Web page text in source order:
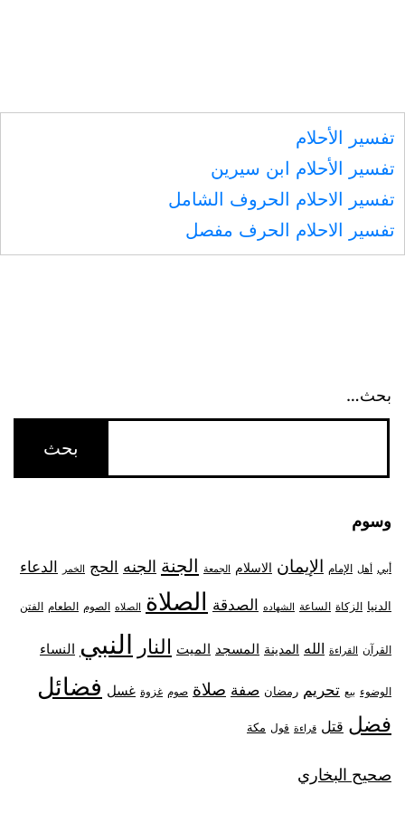
تفسير الأحلام
تفسير الأحلام ابن سيرين
تفسير الاحلام الحروف الشامل
تفسير الاحلام الحرف مفصل
بحث…
وسوم
أبي أهل الإمام الإيمان الاسلام الجمعة الجنة الجنه الحج الخمر الدعاء
الدنيا الزكاة الساعة الشهاده الصدقة الصلاة الصلاه الصوم الطعام الفتن
القرآن القراءة الله المدينة المسجد الميت النار النبي النساء
الوضوء بيع تحريم رمضان صفة صلاة صوم غزوة غسل فضائل
فضل قتل قراءة قول مكة
صحيح البخاري